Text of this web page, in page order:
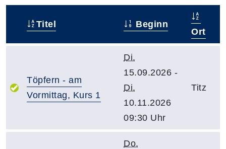
Titel Beginn
Ort
Töpfern - am
Vormittag, Kurs 1
Di.
15.09.2026 -
Di.
10.11.2026
09:30 Uhr
Titz
Do.